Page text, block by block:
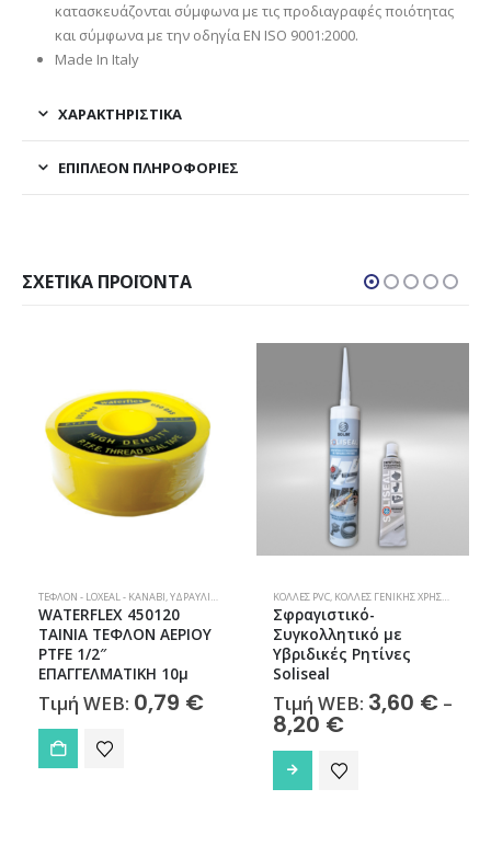
κατασκευάζονται σύμφωνα με τις προδιαγραφές ποιότητας
και σύμφωνα με την οδηγία EN ISO 9001:2000.
Made In Italy
ΧΑΡΑΚΤΗΡΙΣΤΙΚΑ
ΕΠΙΠΛΈΟΝ ΠΛΗΡΟΦΟΡΊΕΣ
ΣΧΕΤΙΚΆ ΠΡΟΪΌΝΤΑ
ΤΕΦΛΌΝ - LOXEAL - ΚΑΝΆΒΙ,ΥΔΡΑΥΛΙΚΆ ΥΛΙΚΆ ΣΥΓΚΌΛΗΣΗΣ – ΣΤΕΓΑΝΟΠΟΊΗΣΗΣ
WATERFLEX 450120
ΤΑΙΝΙΑ ΤΕΦΛΟΝ ΑΕΡΙΟΥ
PTFE 1/2″
ΕΠΑΓΓΕΛΜΑΤΙΚΗ 10μ
Τιμή WEB: 0,79 €
ΚΌΛΛΕΣ PVC, ΚΌΛΛΕΣ ΓΕΝΙΚΉΣ ΧΡΉΣΗΣ
Σφραγιστικό-
Συγκολλητικό με
Υβριδικές Ρητίνες
Soliseal
Τιμή WEB: 3,60 € –
8,20 €Price
through
Αυτό το προϊόν έχει πολλαπλές παραλλαγές. Οι επιλογές μπορούν να επιλεγούν στη σελίδα του προϊόντος